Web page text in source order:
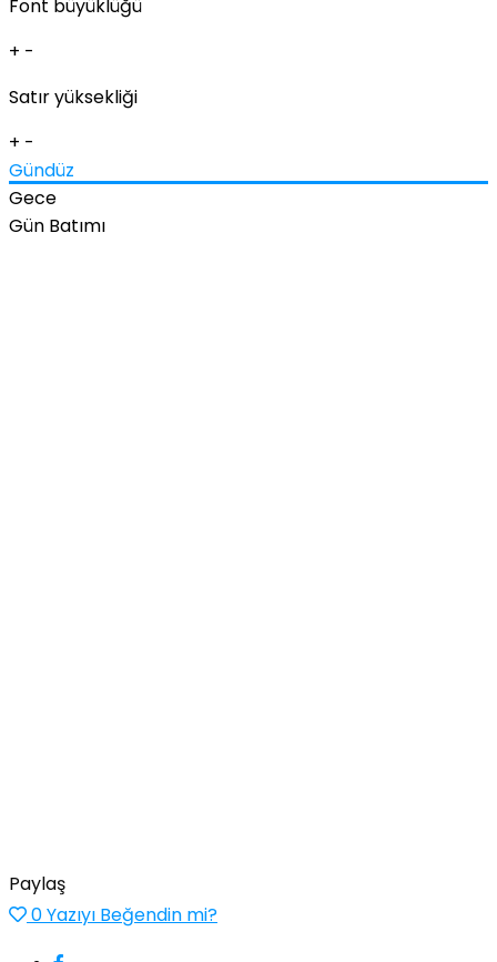
Font büyüklüğü
+ -
Satır yüksekliği
+ -
Gündüz
Gece
Gün Batımı
Paylaş
0Yazıyı Beğendin mi?